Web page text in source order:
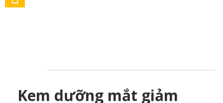
Kem dưỡng mắt giảm